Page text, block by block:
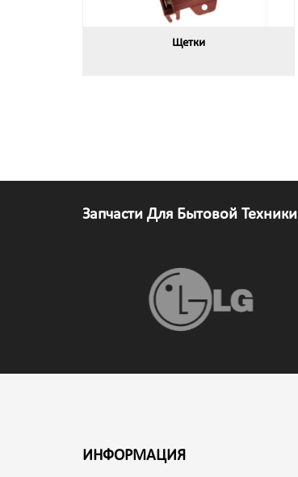
Щетки
Запчасти Для Бытовой Техники
ИНФОРМАЦИЯ